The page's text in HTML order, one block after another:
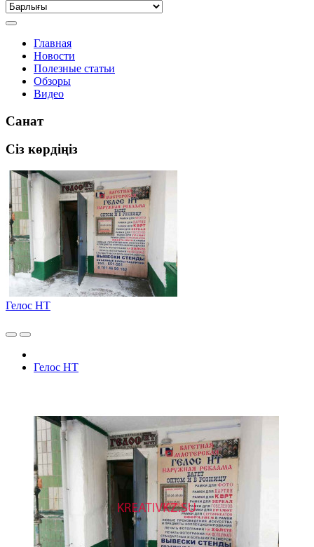
Главная
Новости
Полезные статьи
Обзоры
Видео
Санат
Сіз көрдіңіз
Гелос НТ
Гелос НТ